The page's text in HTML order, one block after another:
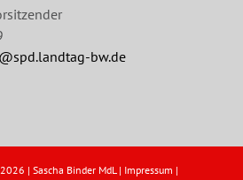
bw.de
2026 | Sascha Binder MdL | Impressum |